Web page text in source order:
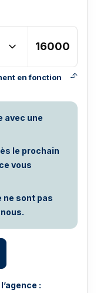
en fonction
avec une
le prochain
vous
ne sont pas
: